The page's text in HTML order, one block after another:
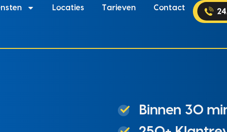
Locaties Tarieven Contact
Binnen 30